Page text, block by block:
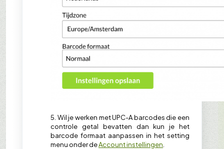
5. Wil je werken met UPC-A barcodes die een
controle getal bevatten dan kun je het
barcode formaat aanpassen in het setting
menu onder deAccount instellingen